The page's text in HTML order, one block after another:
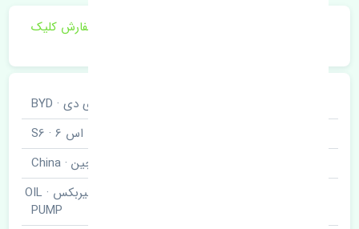
برای اطلاع از موجودی و قیمت به روز روی ثبت سفارش کلیک
بی وای دی · BYD
اس 6 · S6
چین · China
اویل پمپ گیربکس · OIL
PUMP